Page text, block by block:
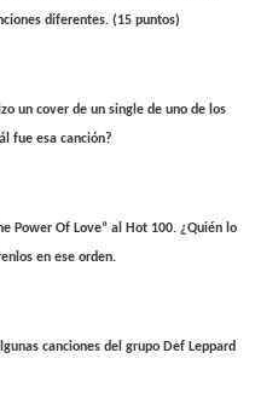
diferentes. (15 puntos)
un cover de un single de uno de los
fue esa canción?
Power Of Love” al Hot 100. ¿Quién lo
en ese orden.
canciones del grupo Def Leppard